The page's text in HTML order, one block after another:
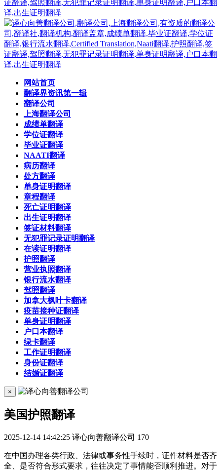
网站首页
翻译界资讯第一辑
翻译公司
上海翻译公司
成绩单翻译
学位证翻译
毕业证翻译
NAATI翻译
病历翻译
处方翻译
单身证明翻译
章程翻译
死亡证明翻译
出生证明翻译
签证材料翻译
无犯罪记录证明翻译
在读证明翻译
护照翻译
营业执照翻译
银行流水翻译
驾照翻译
加拿大枫叶卡翻译
疫苗接种证翻译
单身证明翻译
户口本翻译
绿卡翻译
工作证明翻译
身份证翻译
结婚证翻译
×
美国护照翻译
2025-12-14 14:42:25 译心向善翻译公司 170
在中国办理各类行政、法律或事务性手续时，证件材料是否齐
全、是否符合形式要求，往往决定了事情能否顺利推进。对于